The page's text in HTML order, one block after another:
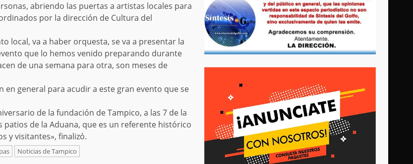
abriendo las puertas a artistas locales para
por la dirección de Cultura del
local, va a haber orquesta, se va a presentar la
que lo hemos venido preparando durante
de una semana para otra, son meses de
general para acudir a este gran evento que se
de la fundación de Tampico, a las 7 de la
de la Aduana, que es un referente histórico
y visitantes», finalizó.
Noticias de Tampico